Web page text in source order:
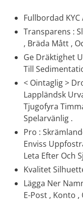
Fullbordad
Transparens :
, Bräda Mått ,
Ge Dräktighet
Till
< Ointaglig >
Lappländsk
Tjugofyra
Spelarvänlig .
Pro :
Enviss
Leta Efter Och
Kvalitet
Lägga Ner
E-Post , Konto ,